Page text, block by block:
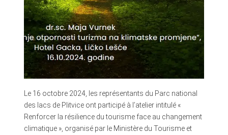
Le 16 octobre 2024, les représentants du Parc national
des lacs de Plitvice ont participé à l’atelier intitulé «
Renforcer la résilience du tourisme face au changement
climatique », organisé par le Ministère du Tourisme et